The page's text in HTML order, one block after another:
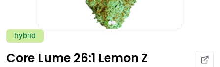
hybrid
Core Lume 26:1 Lemon Z